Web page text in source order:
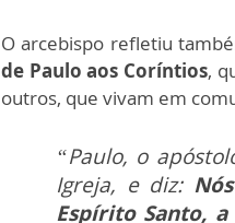
O arcebispo refletiu
de Paulo aos Coríntios,
outros, que vivam em
“Paulo, o
Igreja, e diz:
Espírito Santo,